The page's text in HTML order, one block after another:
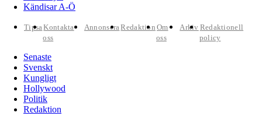
Kändisar A-Ö
TipsaKontakta
oss
AnnonseraRedaktion Om
oss
Arkiv Redaktionell
policy
Senaste
Svenskt
Kungligt
Hollywood
Politik
Redaktion